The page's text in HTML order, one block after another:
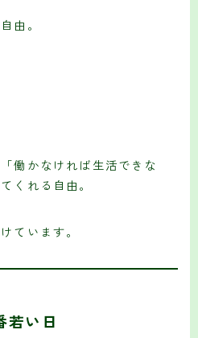
由。
働かなければ生活できな
くれる自由。
ています。
若い日